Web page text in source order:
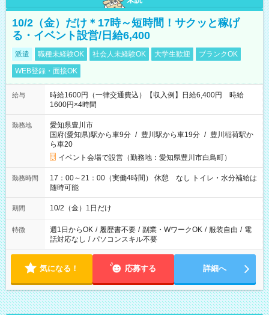
10/2（金）だけ＊17時～短時間！サクッと稼げ
る・イベント設営/日給6,400
派遣 職種未経験OK 社会人未経験OK 大学生歓迎
ブランクOK
WEB登録・面接OK
給与
時給1600円（一律交通費込）【収入例】日給6,400円 時給
1600円×4時間
勤務地
愛知県豊川市
国府(愛知県)駅から車9分 / 豊川駅から車19分 / 豊川稲荷駅か
ら車20
イベント会場で設営（勤務地：愛知県豊川市白鳥町）
勤務時間
17：00～21：00（実働4時間） 休憩 なし トイレ・水分補給は
随時可能
期間 10/2（金）1日だけ
特徴 週1日からOK / 履歴書不要 / 副業・WワークOK / 服装自由 / 電
話対応なし / パソコンスキル不要
気になる！ 応募する 詳細へ